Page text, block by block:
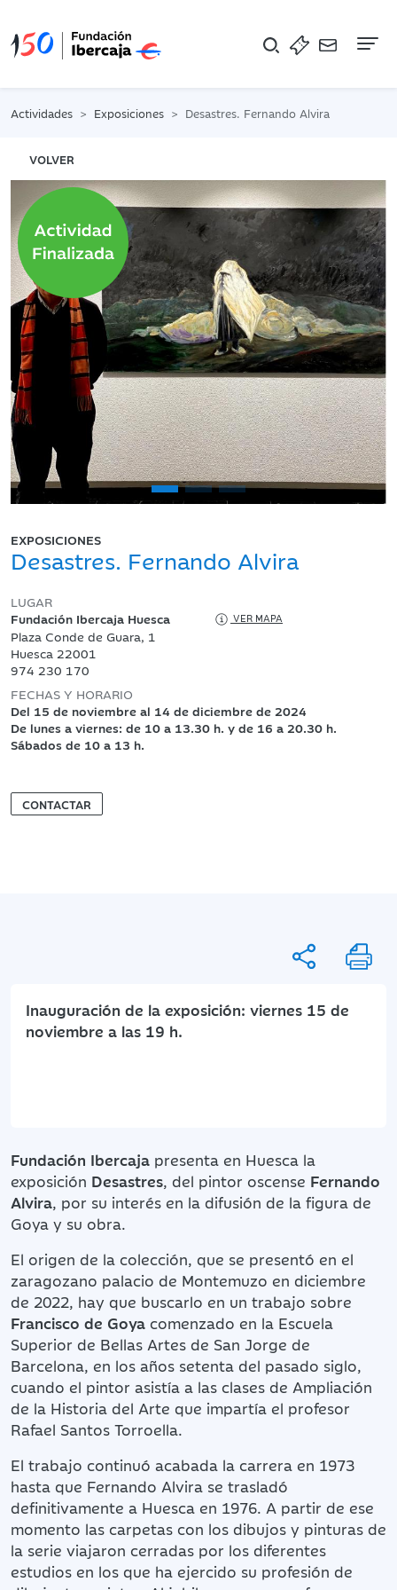
Actividades Exposiciones Desastres. Fernando Alvira
VOLVER
EXPOSICIONES
Desastres. Fernando Alvira
LUGAR
Fundación Ibercaja Huesca
VER MAPA
Plaza Conde de Guara, 1
Huesca 22001
974 230 170
FECHAS Y HORARIO
Del 15 de noviembre al 14 de diciembre de 2024
De lunes a viernes: de 10 a 13.30 h. y de 16 a 20.30 h.
Sábados de 10 a 13 h.
CONTACTAR
Inauguración de la exposición: viernes 15 de
noviembre a las 19 h.
Fundación Ibercaja presenta en Huesca la
exposición Desastres, del pintor oscense Fernando
Alvira, por su interés en la difusión de la figura de
Goya y su obra.
El origen de la colección, que se presentó en el
zaragozano palacio de Montemuzo en diciembre
de 2022, hay que buscarlo en un trabajo sobre
Francisco de Goya comenzado en la Escuela
Superior de Bellas Artes de San Jorge de
Barcelona, en los años setenta del pasado siglo,
cuando el pintor asistía a las clases de Ampliación
de la Historia del Arte que impartía el profesor
Rafael Santos Torroella.
El trabajo continuó acabada la carrera en 1973
hasta que Fernando Alvira se trasladó
definitivamente a Huesca en 1976. A partir de ese
momento las carpetas con los dibujos y pinturas de
la serie viajaron cerradas por los diferentes
estudios en los que ha ejercido su profesión de